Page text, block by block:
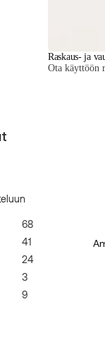
Raskaus- ja
Ota käyttöön
68
41
24
3
9